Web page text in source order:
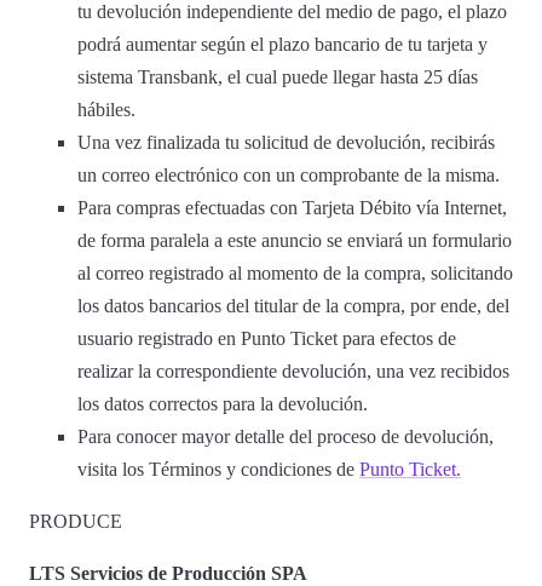
tu devolución independiente del medio de pago, el plazo
podrá aumentar según el plazo bancario de tu tarjeta y
sistema Transbank, el cual puede llegar hasta 25 días
hábiles.
Una vez finalizada tu solicitud de devolución, recibirás
un correo electrónico con un comprobante de la misma.
Para compras efectuadas con Tarjeta Débito vía Internet,
de forma paralela a este anuncio se enviará un formulario
al correo registrado al momento de la compra, solicitando
los datos bancarios del titular de la compra, por ende, del
usuario registrado en Punto Ticket para efectos de
realizar la correspondiente devolución, una vez recibidos
los datos correctos para la devolución.
Para conocer mayor detalle del proceso de devolución,
visita los Términos y condiciones de Punto Ticket.
PRODUCE
LTS Servicios de Producción SPA